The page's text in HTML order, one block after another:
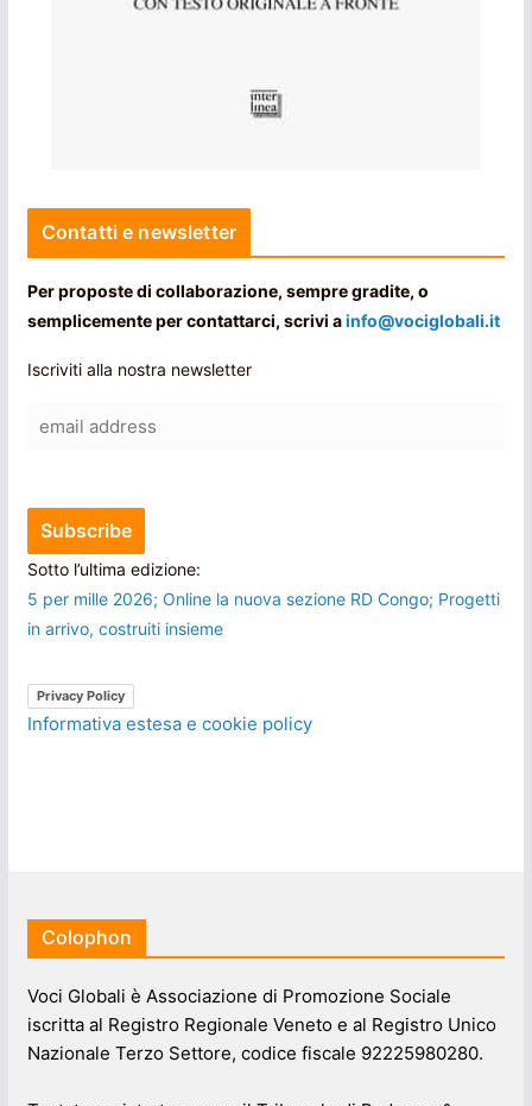
Contatti e newsletter
Per proposte di collaborazione, sempre gradite, o
semplicemente per contattarci, scrivi ainfo@vociglobali.it
Iscriviti alla nostra newsletter
Sotto l’ultima edizione:
5 per mille 2026; Online la nuova sezione RD Congo; Progetti
in arrivo, costruiti insieme
Privacy Policy
Informativa estesa e cookie policy
Colophon
Voci Globali è Associazione di Promozione Sociale
iscritta al Registro Regionale Veneto e al Registro Unico
Nazionale Terzo Settore, codice fiscale 92225980280.